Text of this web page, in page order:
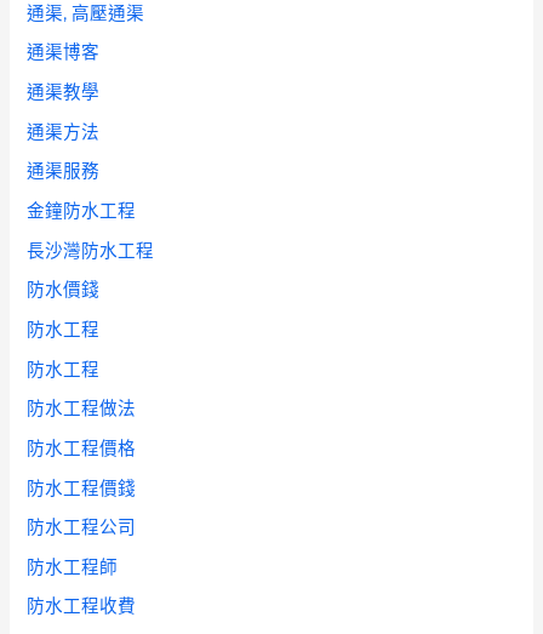
通渠, 高壓通渠
通渠博客
通渠教學
通渠方法
通渠服務
金鐘防水工程
長沙灣防水工程
防水價錢
防水工程
防水工程
防水工程做法
防水工程價格
防水工程價錢
防水工程公司
防水工程師
防水工程收費